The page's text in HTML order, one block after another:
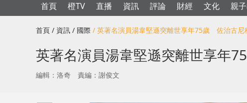
首頁 橙TV 直播 資訊 評論 財經 文化 親
首頁 / 資訊 / 國際 / 英著名演員湯韋堅遜突離世享年75歲 佐治古尼
英著名演員湯韋堅遜突離世享年
編輯：洛奇 責編：謝俊文